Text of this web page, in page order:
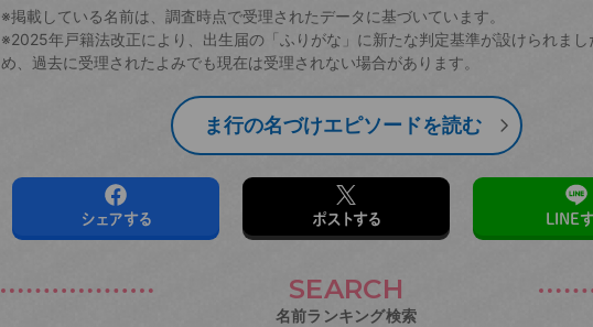
※掲載している名前は、調査時点で受理されたデータに基づいています。
※2025年戸籍法改正により、出生届の「ふりがな」に新たな判定基準が設けられまし
め、過去に受理されたよみでも現在は受理されない場合があります。
ま行の名づけエピソードを読む
シェアする ポストする LINE
SEARCH
名前ランキング検索